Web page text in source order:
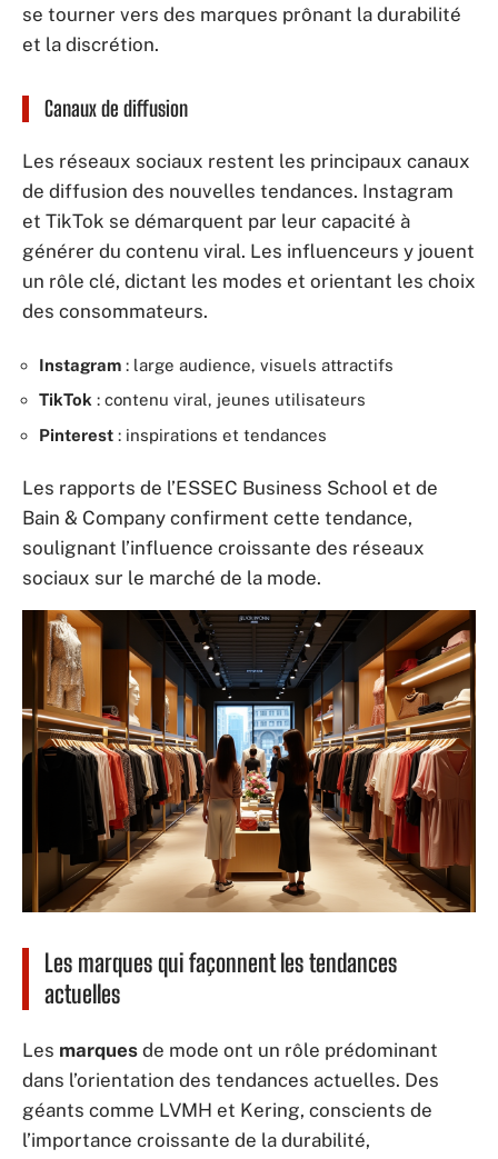
se tourner vers des marques prônant la durabilité
et la discrétion.
Canaux de diffusion
Les réseaux sociaux restent les principaux canaux
de diffusion des nouvelles tendances. Instagram
et TikTok se démarquent par leur capacité à
générer du contenu viral. Les influenceurs y jouent
un rôle clé, dictant les modes et orientant les choix
des consommateurs.
Instagram : large audience, visuels attractifs
TikTok : contenu viral, jeunes utilisateurs
Pinterest : inspirations et tendances
Les rapports de l’ESSEC Business School et de
Bain & Company confirment cette tendance,
soulignant l’influence croissante des réseaux
sociaux sur le marché de la mode.
Les marques qui façonnent les tendances
actuelles
Les marques de mode ont un rôle prédominant
dans l’orientation des tendances actuelles. Des
géants comme LVMH et Kering, conscients de
l’importance croissante de la durabilité,